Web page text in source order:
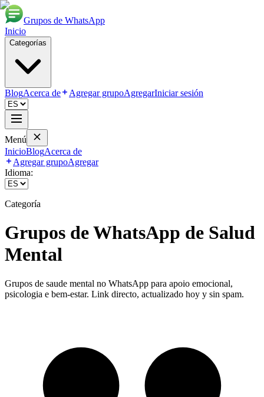
Grupos de WhatsApp
Inicio
Categorías
BlogAcerca de Agregar grupoAgregarIniciar sesión
Menú
InicioBlogAcerca de
Agregar grupoAgregar
Idioma:
Categoría
Grupos de WhatsApp de Salud
Mental
Grupos de saude mental no WhatsApp para apoio emocional,
psicologia e bem-estar. Link directo, actualizado hoy y sin spam.